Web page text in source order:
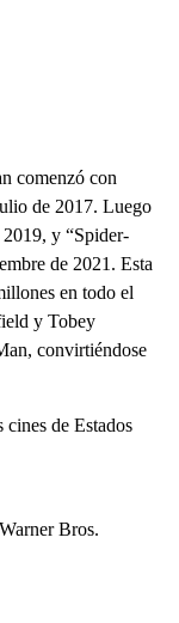
comenzó con
de 2017. Luego
y “Spider-
de 2021. Esta
en todo el
y Tobey
convirtiéndose
de Estados
Bros.